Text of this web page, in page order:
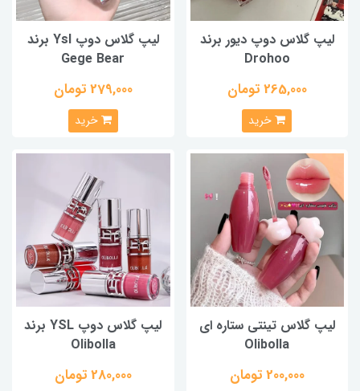
لیپ گلاس دوپ دیور برند
Drohoo
265,000 تومان
خرید
لیپ گلاس دوپ Ysl برند
Gege Bear
279,000 تومان
خرید
لیپ گلاس تینتی ستاره ای
Olibolla
200,000 تومان
لیپ گلاس دوپ YSL برند
Olibolla
280,000 تومان